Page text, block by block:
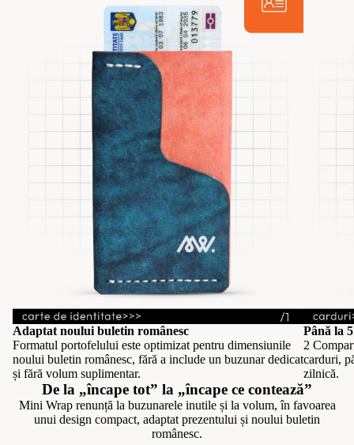
Adaptat noului buletin românesc
Formatul portofelului este optimizat pentru dimensiunile
noului buletin românesc, fără a include un buzunar dedicat
și fără volum suplimentar.
Până la
2
carduri,
zilnică.
De la „încape tot” la „încape ce contează”
Mini Wrap renunță la buzunarele inutile și la volum, în favoarea
unui design compact, adaptat prezentului și noului buletin
românesc.